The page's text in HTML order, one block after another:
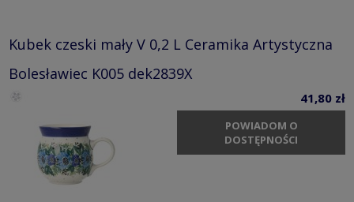
Kubek czeski mały V 0,2 L Ceramika Artystyczna
Bolesławiec K005 dek2839X
41,80 zł
POWIADOM O
DOSTĘPNOŚCI